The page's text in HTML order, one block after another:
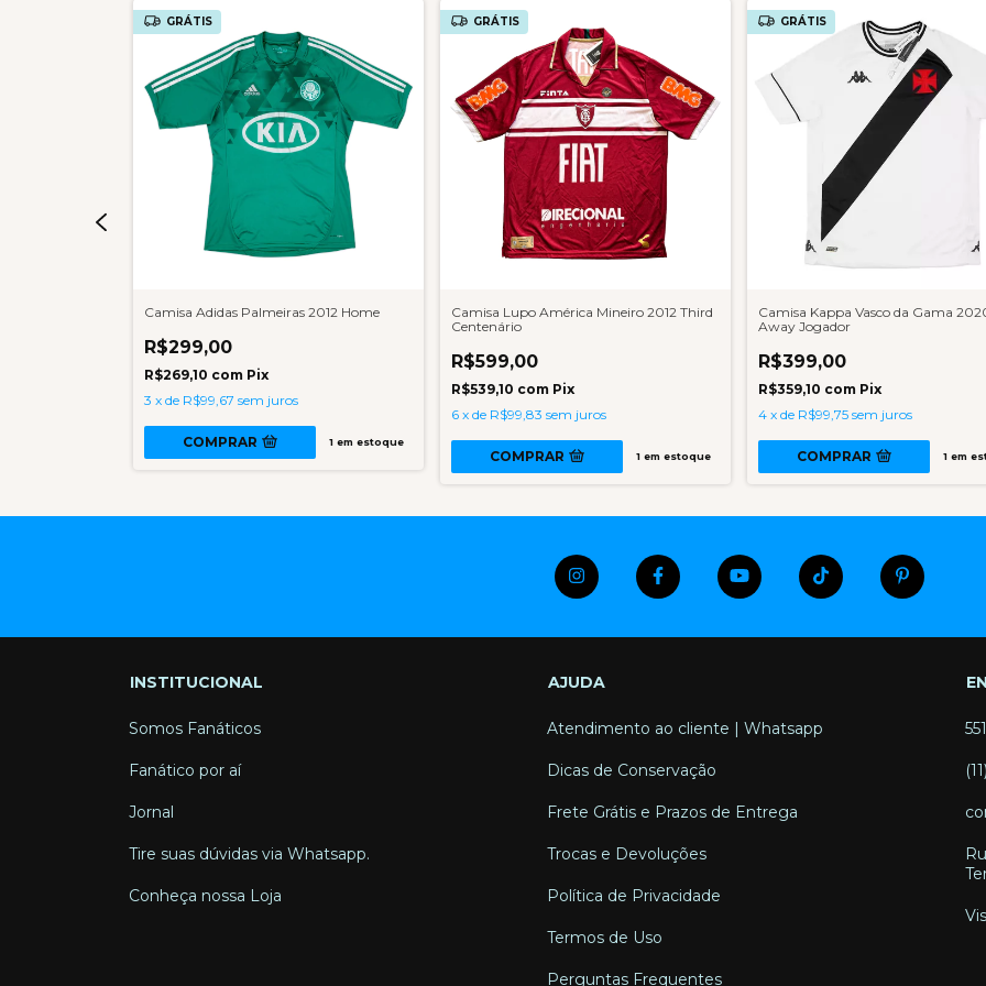
GRÁTIS
Camisa Adidas Palmeiras 2012 Home
R$299,00
R$269,10 com Pix
3 x de R$99,67 sem juros
COMPRAR 1em estoque
GRÁTIS
Camisa Lupo América Mineiro 2012 Third
Centenário
R$599,00
R$539,10 com Pix
6 x de R$99,83 sem juros
COMPRAR 1em estoque
GRÁTIS
Camisa Kappa Vasco da Gama
Away Jogador
R$399,00
R$359,10 com Pix
4 x de R$99,75 sem juros
COMPRAR 1em
INSTITUCIONAL
Somos Fanáticos
Fanático por aí
Jornal
Tire suas dúvidas via Whatsapp.
Conheça nossa Loja
AJUDA
Atendimento ao cliente | Whatsapp
Dicas de Conservação
Frete Grátis e Prazos de Entrega
Trocas e Devoluções
Política de Privacidade
Termos de Uso
Perguntas Frequentes